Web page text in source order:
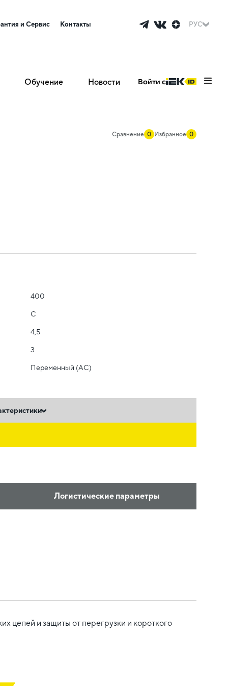
и Сервис Контакты РУС
Обучение Новости Войти с
Сравнение 0 Избранное 0
400
C
4,5
3
Переменный (AC)
Логистические параметры
цепей и защиты от перегрузки и короткого